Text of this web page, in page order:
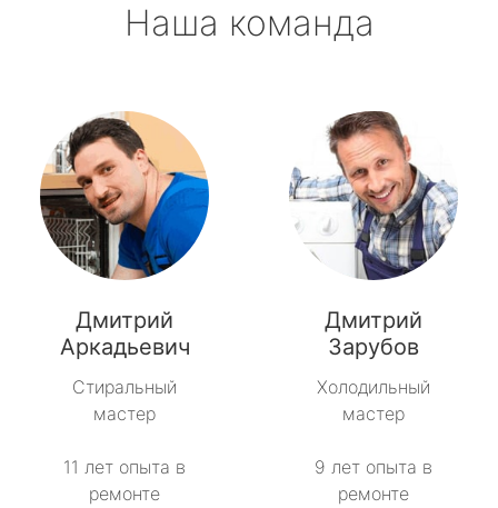
Наша команда
Дмитрий
Аркадьевич
Стиральный
мастер
11 лет опыта в
ремонте
Дмитрий
Зарубов
Холодильный
мастер
9 лет опыта в
ремонте